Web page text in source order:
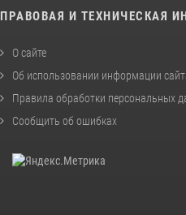
ПРАВОВАЯ И ТЕХНИЧЕСКАЯ
О сайте
Об использовании информации
Правила обработки персональных
Сообщить об ошибках